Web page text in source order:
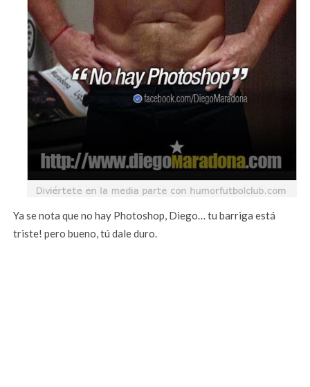
Ya se nota que no hay Photoshop, Diego… tu barriga está
triste! pero bueno, tú dale duro.